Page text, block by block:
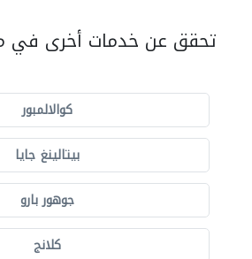
تحقق عن خدمات أخرى في
كوالالمبور
بيتالينغ جايا
جوهور بارو
كلانج